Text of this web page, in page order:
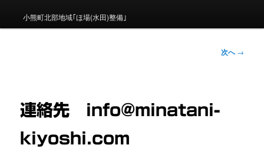
ュ
小熊町北部地域｢ほ場(水田)整備｣
ー
ョ
次へ→
連絡先 info@minatani-
kiyoshi.com